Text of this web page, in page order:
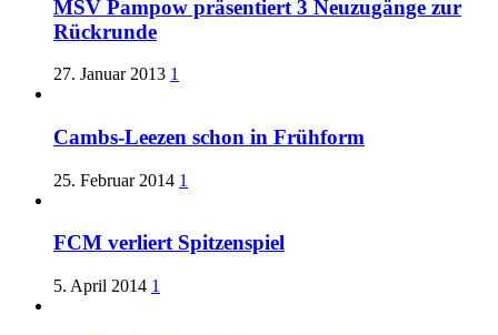
MSV Pampow präsentiert 3 Neuzugänge zur
Rückrunde
27. Januar 2013 1
Cambs-Leezen schon in Frühform
25. Februar 2014 1
FCM verliert Spitzenspiel
5. April 2014 1